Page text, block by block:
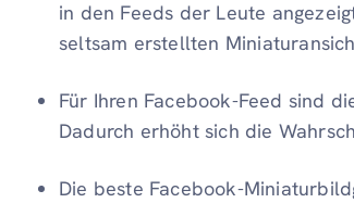
in den Feeds der Leute
seltsam erstellten
Für Ihren Facebook-Feed sind
Dadurch erhöht sich die
Die beste Facebook-